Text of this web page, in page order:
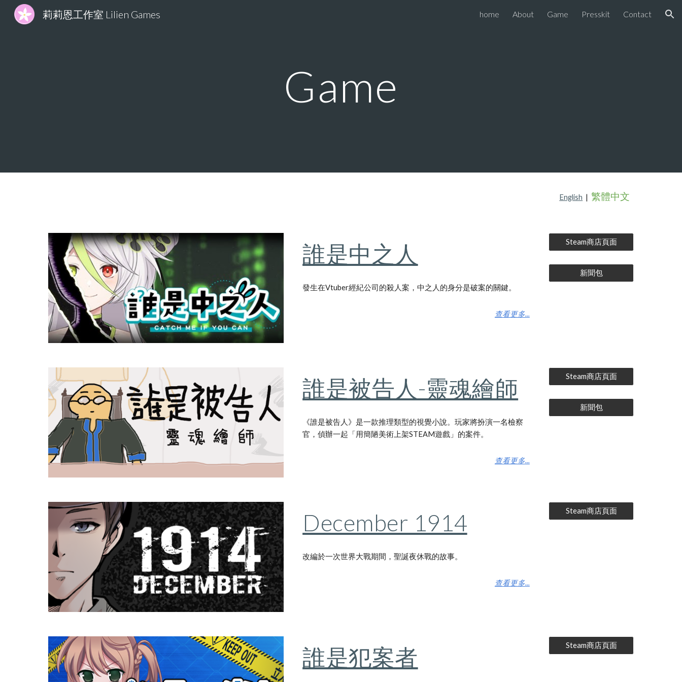
莉莉恩工作室 Lilien Games home About Game Presskit Contact
Game
English |繁體中文
誰是中之人
發生在Vtuber經紀公司的殺人案，中之人的身分是破案的關鍵。
查看更多...
Steam商店頁面
新聞包
誰是被告人-靈魂繪師
《誰是被告人》是一款推理類型的視覺小說。玩家將扮演一名檢察
官，偵辦一起「用簡陋美術上架STEAM遊戲」的案件。
查看更多...
Steam商店頁面
新聞包
December 1914
改編於一次世界大戰期間，聖誕夜休戰的故事。
查看更多...
Steam商店頁面
誰是犯案者 Steam商店頁面